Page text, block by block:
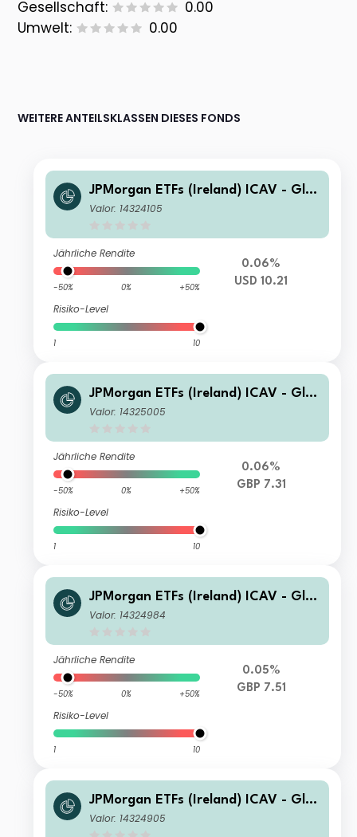
Gesellschaft:
0.00
Umwelt:
0.00
WEITERE ANTEILSKLASSEN DIESES FONDS
JPMorgan ETFs (Ireland) ICAV - Glo
bal Government Bond Active UCITS
Valor: 14324105
Jährliche Rendite
-50% 0% +50%
Risiko-Level
1 10
0.06%
USD 10.21
JPMorgan ETFs (Ireland) ICAV - Glo
bal Government Bond Active UCITS
Valor: 14325005
Jährliche Rendite
-50% 0% +50%
Risiko-Level
1 10
0.06%
GBP 7.31
JPMorgan ETFs (Ireland) ICAV - Glo
bal Government Bond Active UCITS
Valor: 14324984
Jährliche Rendite
-50% 0% +50%
Risiko-Level
1 10
0.05%
GBP 7.51
JPMorgan ETFs (Ireland) ICAV - Glo
bal Government Bond Active UCITS
Valor: 14324905